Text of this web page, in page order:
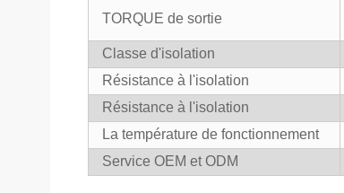
TORQUE de sortie
Classe d'isolation
Résistance à l'isolation
Résistance à l'isolation
La température de fonctionnement
Service OEM et ODM